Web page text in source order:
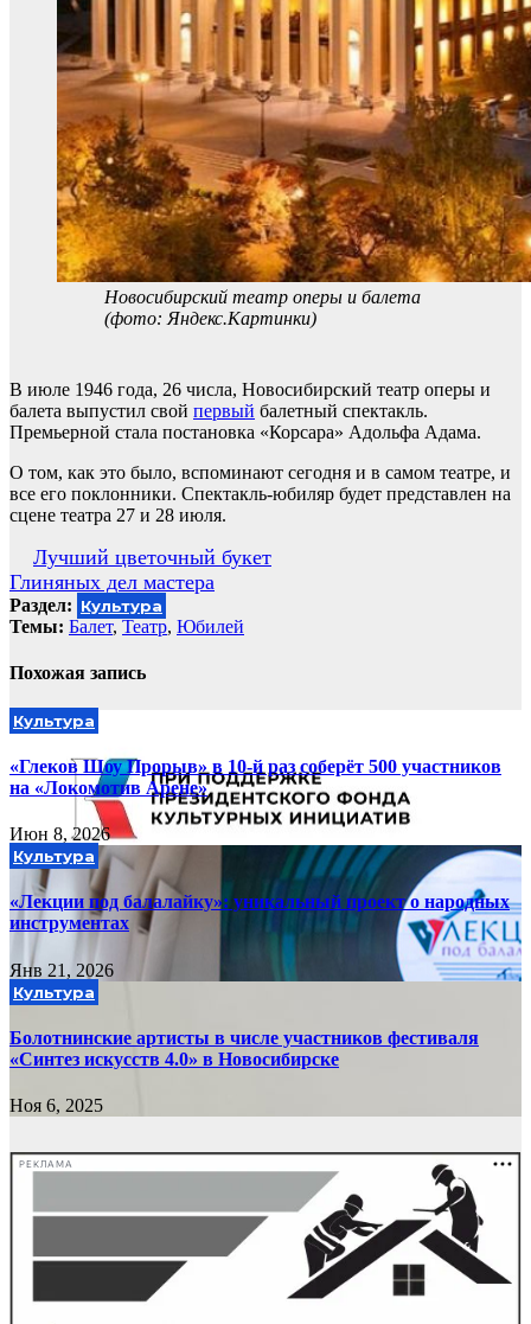
Новосибирский театр оперы и балета
(фото: Яндекс.Картинки)
В июле 1946 года, 26 числа, Новосибирский театр оперы и
балета выпустил свой первый балетный спектакль.
Премьерной стала постановка «Корсара» Адольфа Адама.
О том, как это было, вспоминают сегодня и в самом театре, и
все его поклонники. Спектакль-юбиляр будет представлен на
сцене театра 27 и 28 июля.
Навигация
по
записям
Лучший цветочный букет
Глиняных дел мастера
Раздел: Культура
Темы: Балет, Театр, Юбилей
Похожая запись
Культура
«Глеков Шоу Прорыв» в 10-й раз соберёт 500 участников
на «Локомотив Арене»
Июн 8, 2026
Культура
«Лекции под балалайку»: уникальный проект о народных
инструментах
Янв 21, 2026
Культура
Болотнинские артисты в числе участников фестиваля
«Синтез искусств 4.0» в Новосибирске
Ноя 6, 2025
РЕКЛАМА